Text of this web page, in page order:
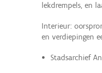
lekdrempels, en
Interieur:
en verdiepingen
Stadsarchief